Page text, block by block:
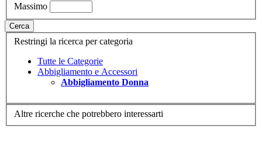
Massimo
Cerca
Restringi la ricerca per categoria
Tutte le Categorie
Abbigliamento e Accessori
Abbigliamento Donna
Altre ricerche che potrebbero interessarti